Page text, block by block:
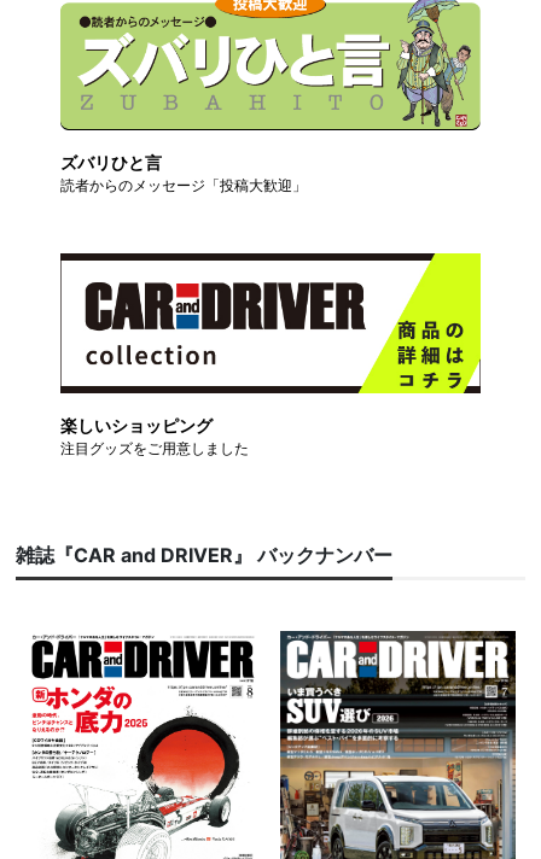
ズバリひと言
読者からのメッセージ「投稿大歓迎」
楽しいショッピング
注目グッズをご用意しました
雑誌『CAR and DRIVER』 バックナンバー